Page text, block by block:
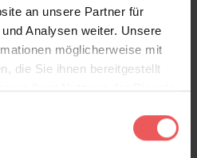
an unsere Partner für
Analysen weiter. Unsere
möglicherweise mit
die Sie ihnen bereitgestellt
Ihrer Nutzung der Dienste